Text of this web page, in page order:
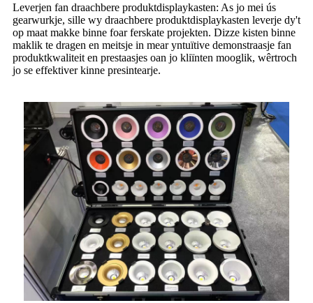
Leverjen fan draachbere produktdisplaykasten: As jo ​​mei ús
gearwurkje, sille wy draachbere produktdisplaykasten leverje dy't
op maat makke binne foar ferskate projekten. Dizze kisten binne
maklik te dragen en meitsje in mear yntuïtive demonstraasje fan
produktkwaliteit en prestaasjes oan jo kliïnten mooglik, wêrtroch
jo se effektiver kinne presintearje.